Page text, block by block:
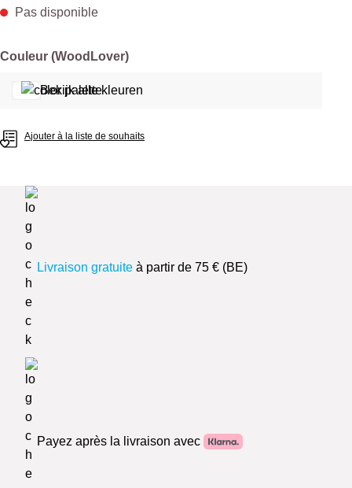
Pas disponible
Sélectionnez
Couleur (WoodLover)
Bekijk alle kleuren
Ajouter à la liste de souhaits
Livraison gratuite à partir de 75 € (BE)
Payez après la livraison avec